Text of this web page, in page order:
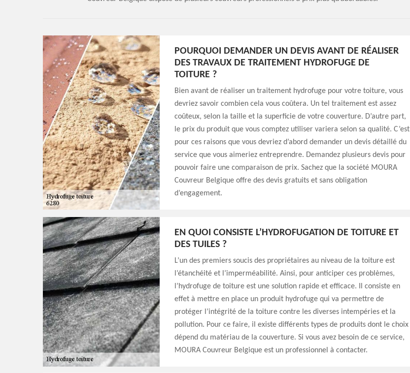
POURQUOI DEMANDER UN DEVIS AVANT DE RÉALISER
DES TRAVAUX DE TRAITEMENT HYDROFUGE DE
TOITURE ?
Bien avant de réaliser un traitement hydrofuge pour votre toiture, vous
devriez savoir combien cela vous coûtera. Un tel traitement est assez
coûteux, selon la taille et la superficie de votre couverture. D’autre part,
le prix du produit que vous comptez utiliser variera selon sa qualité. C’est
pour ces raisons que vous devriez d’abord demander un devis détaillé du
service que vous aimeriez entreprendre. Demandez plusieurs devis pour
pouvoir faire une comparaison de prix. Sachez que la société MOURA
Couvreur Belgique offre des devis gratuits et sans obligation
d’engagement.
EN QUOI CONSISTE L’HYDROFUGATION DE TOITURE ET
DES TUILES ?
L’un des premiers soucis des propriétaires au niveau de la toiture est
l’étanchéité et l’imperméabilité. Ainsi, pour anticiper ces problèmes,
l’hydrofuge de toiture est une solution rapide et efficace. Il consiste en
effet à mettre en place un produit hydrofuge qui va permettre de
protéger l’intégrité de la toiture contre les diverses intempéries et la
pollution. Pour ce faire, il existe différents types de produits dont le choix
dépend du matériau de la couverture. Si vous avez besoin de ce service,
MOURA Couvreur Belgique est un professionnel à contacter.